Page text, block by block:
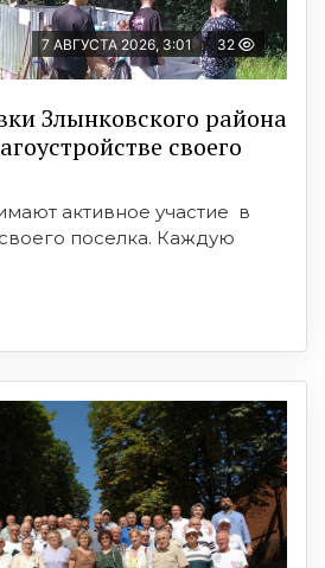
7 АВГУСТА 2026, 3:01 32
Злынковского района
своего
активное участие в
поселка. Каждую